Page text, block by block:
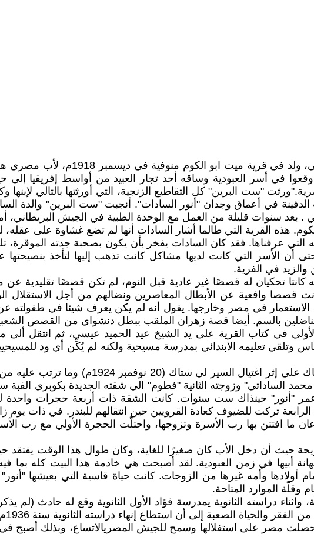
إسمه الكامل محمد أنور محمد محمد
في أسر العبودية وساقه أحد تجار العبيد من أواسط إفريقيا إلى
"ست البرين" كل التقاطيع الزنجية، التي أورثتها بالتالي لإبنها
بعد سنوات قليلة من العمل مع الوحدة الطبية في الجيش البريطاني، أمرت
هذه القرية التي طالما أشار السادات أنها لم تضع غشاوة على عقله،
عرفناها. فقد كان السادات يفخر بأن يكون بصحبة جدته الموقرة،
حتى أن الأسر التي كانت لديها مشاكل كانت تذهب إليها لتأخذ
والزيد في الفرية.
كانتا تحكيان له قصصًا غير عادية قبل النوم، لم تكن قصصًا تقليدية
كانت قصصا وافعية عن الأبطال المعاصرين ونضالهم من أجل
ضد الاستعمار في مصر وخارجها. يفول أنه لم يكن يعرف شيئا في
بالسم. أيضا قصة زهران الملقب ببطل دنشواي من القصص
الأولي في كتاب القرية على يد الشيخ عيد الحميد عيسى، ثم انتقل
وتلقي تعليمه الابندائي بمدرسة مسيحية ولكنه لم يُكِّن أي ود
عاد والده من السودان بعد أن فقد وظيفته
"أنور" حينذاك ست سنوات. كانت الشقة ذات أربعة حجرات واحدة
الرابعة تركت للضيوف كعادة القرويين حين انتقالهم للبندر. في ذات
حيث أن دخل الأب كان صغيرًا للغاية، وكان طوال هذا الوقت يفتقد
أبيها في زمن العبودية. لقد أصبحت هي خادمة هذا البيت كله بما
أولادها وأمه غيرها من الزوجات. كانت حياة قاسية التي بعيشها
وقلّة الموارد المتاحة.
واثناء دراسته الثانوية يمدرسة فؤاد الأول الثانوية وقع له حادث
حصلت مصر على استفلالها وسمح للجيش المصريالاتساع، وبذلك أصبح في